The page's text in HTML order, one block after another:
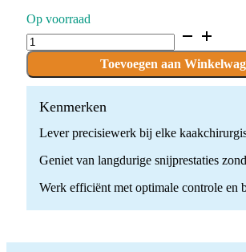
Op voorraad
C.162.016.RAL
x
Boren
quantity
Toevoegen aan
Kenmerken
Lever precisiewerk bij elke
Geniet van langdurige snijprestaties
Werk efficiënt met optimale controle en